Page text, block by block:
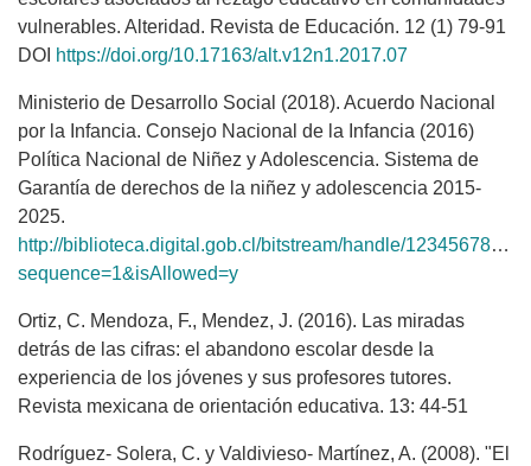
vulnerables. Alteridad. Revista de Educación. 12 (1) 79-91
DOI https://doi.org/10.17163/alt.v12n1.2017.07
Ministerio de Desarrollo Social (2018). Acuerdo Nacional
por la Infancia. Consejo Nacional de la Infancia (2016)
Política Nacional de Niñez y Adolescencia. Sistema de
Garantía de derechos de la niñez y adolescencia 2015-
2025.
http://biblioteca.digital.gob.cl/bitstream/handle/123456789/
sequence=1&isAllowed=y
Ortiz, C. Mendoza, F., Mendez, J. (2016). Las miradas
detrás de las cifras: el abandono escolar desde la
experiencia de los jóvenes y sus profesores tutores.
Revista mexicana de orientación educativa. 13: 44-51
Rodríguez- Solera, C. y Valdivieso- Martínez, A. (2008). "El